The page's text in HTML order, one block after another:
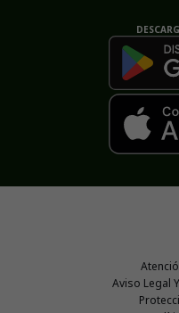
Aviso Legal